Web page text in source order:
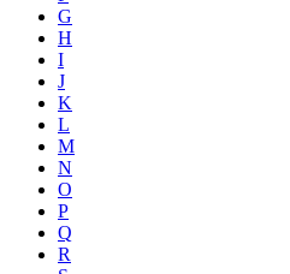
G
H
I
J
K
L
M
N
O
P
Q
R